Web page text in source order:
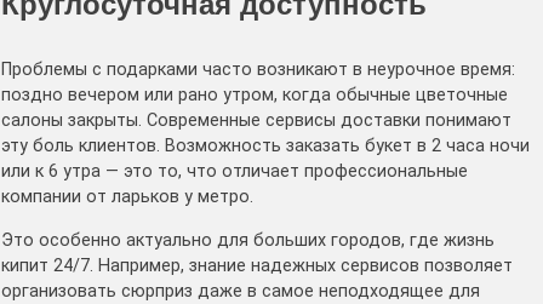
Проблемы с подарками часто возникают в неурочное время:
поздно вечером или рано утром, когда обычные цветочные
салоны закрыты. Современные сервисы доставки понимают
эту боль клиентов. Возможность заказать букет в 2 часа ночи
или к 6 утра — это то, что отличает профессиональные
компании от ларьков у метро.
Это особенно актуально для больших городов, где жизнь
кипит 24/7. Например, знание надежных сервисов позволяет
организовать сюрприз даже в самое неподходящее для